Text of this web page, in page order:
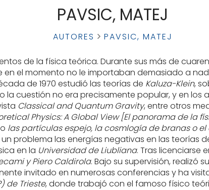
PAVSIC, MATEJ
AUTORES PAVSIC, MATEJ
de la física teórica. Durante sus más de
en el momento no le importaban demasiado a
de 1970 estudió las teorías de Kaluza-Klein,
la cuestión no era precisamente popular, y en
Classical and Quantum Gravity, entre otros
Physics: A Global View [El panorama de la
las partículas espejo, la cosmlogía de branas o
problema las energías negativas en las teorías
en la Universidad de Liubliana. Tras licenciarse
y Piero Caldirola. Bajo su supervisión, realizó
invitado en numerosas conferencias y ha
de Trieste, donde trabajó con el famoso físico